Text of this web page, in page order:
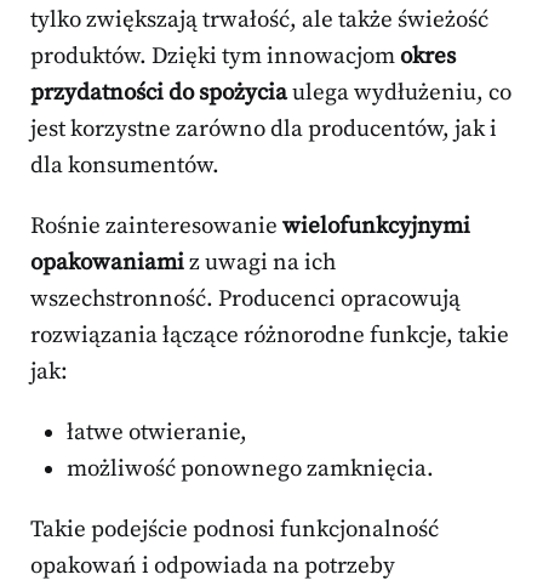
tylko zwiększają trwałość, ale także świeżość
produktów. Dzięki tym innowacjomokres
przydatności do spożyciaulega wydłużeniu, co
jest korzystne zarówno dla producentów, jak i
dla konsumentów.
Rośnie zainteresowanie wielofunkcyjnymi
opakowaniamiz uwagi na ich
wszechstronność. Producenci opracowują
rozwiązania łączące różnorodne funkcje, takie
jak:
łatwe otwieranie,
możliwość ponownego zamknięcia.
Takie podejście podnosi funkcjonalność
opakowań i odpowiada na potrzeby